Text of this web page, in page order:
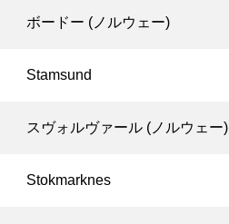
ボードー (ノルウェー)
Stamsund
スヴォルヴァール (ノルウェー)
Stokmarknes